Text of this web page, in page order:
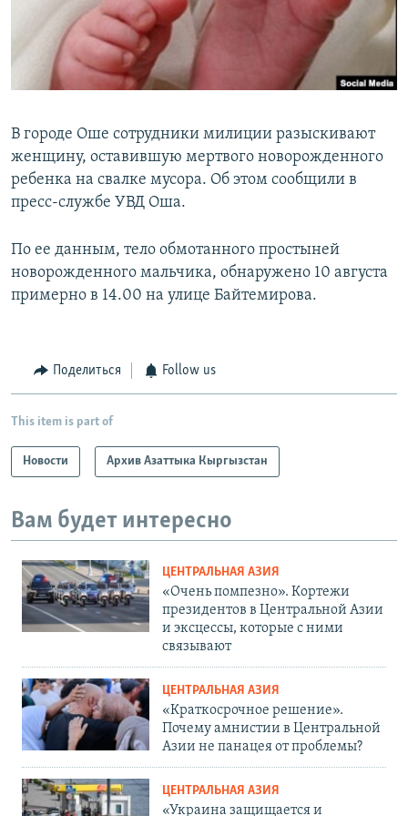
В городе Оше сотрудники милиции разыскивают
женщину, оставившую мертвого новорожденного
ребенка на свалке мусора. Об этом сообщили в
пресс-службе УВД Оша.
По ее данным, тело обмотанного простыней
новорожденного мальчика, обнаружено 10 августа
примерно в 14.00 на улице Байтемирова.
Поделиться Follow us
This item is part of
Новости Архив Азаттыка Кыргызстан
Вам будет интересно
ЦЕНТРАЛЬНАЯ АЗИЯ
«Очень помпезно». Кортежи
президентов в Центральной Азии
и эксцессы, которые с ними
связывают
ЦЕНТРАЛЬНАЯ АЗИЯ
«Краткосрочное решение».
Почему амнистии в Центральной
Азии не панацея от проблемы?
ЦЕНТРАЛЬНАЯ АЗИЯ
«Украина защищается и